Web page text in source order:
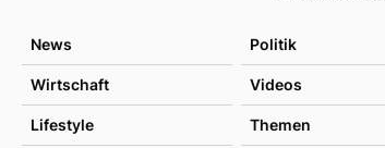
News Politik
Wirtschaft Videos
Lifestyle Themen